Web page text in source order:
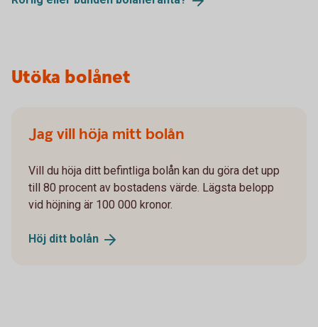
Utöka bolånet
Jag vill höja mitt bolån
Vill du höja ditt befintliga bolån kan du göra det upp
till 80 procent av bostadens värde. Lägsta belopp
vid höjning är 100 000 kronor.
Höj ditt bolån